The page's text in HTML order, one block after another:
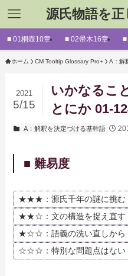
源氏物語を
■ 01桐壺10章 ■ 02帚木16章 ■
ホーム CM Tooltip Glossary Pro+ A：解
いかなるこ
とにか 01-
2021
5/15
A：解釈を決定づける基幹語
■ 難易度
★★★：源氏千年の謎に挑む
★★☆：文の構造を捉え直す
★☆☆：語義の洗い直しから
☆☆☆：特別な問題点はない